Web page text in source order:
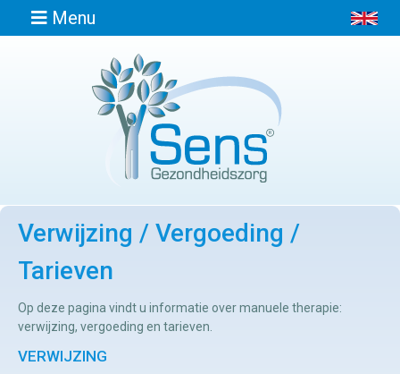
Menu
Afspraak
Locaties
Contact
Verwijzing / Vergoeding /
Tarieven
Op deze pagina vindt u informatie over manuele therapie:
verwijzing, vergoeding en tarieven.
VERWIJZING